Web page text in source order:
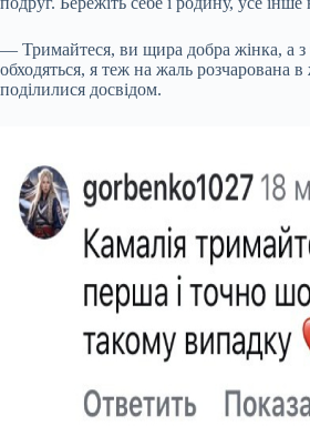
— Тримайтеся, ви щира добра жінка, а з
обходяться, я теж на жаль розчарована
поділилися досвідом.